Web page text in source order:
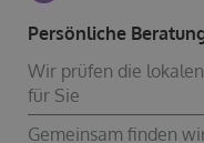
Persönliche
Wir prüfen die
für Sie
Gemeinsam finden